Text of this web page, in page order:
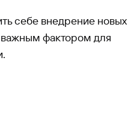
себе внедрение новых
важным фактором для